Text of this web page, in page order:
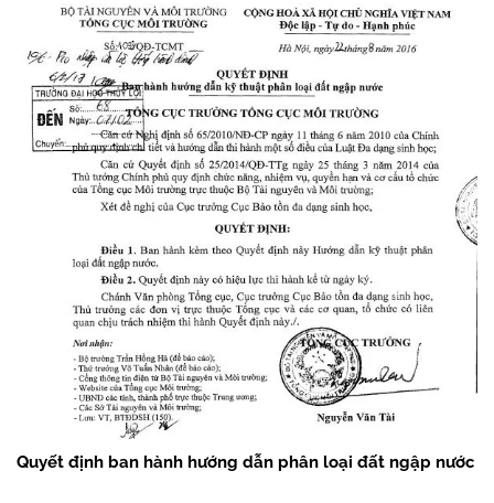
Quyết định ban hành hướng dẫn phân loại đất ngập nước